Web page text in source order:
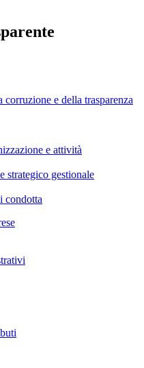
e della trasparenza
e attività
strategico gestionale
condotta